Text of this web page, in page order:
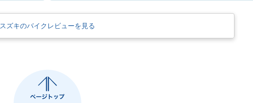
スズキのバイクレビューを見る